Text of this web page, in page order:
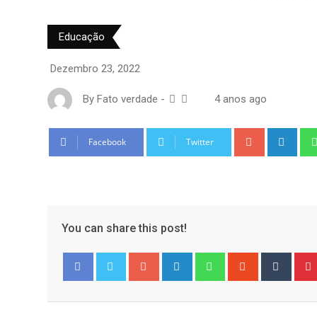
Educação
Dezembro 23, 2022
By Fato verdade - 4 anos ago
Facebook Twitter Google+
You can share this post!
Google+ LinkedIn WhatsappStumbleUpon
Tumblr